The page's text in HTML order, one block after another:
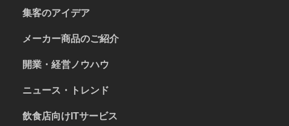
集客のアイデア
メーカー商品のご紹介
開業・経営ノウハウ
ニュース・トレンド
飲食店向けITサービス